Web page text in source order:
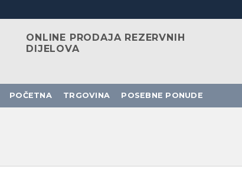
ONLINE PRODAJA REZERVNIH
DIJELOVA
POČETNA TRGOVINA POSEBNE PONUDE